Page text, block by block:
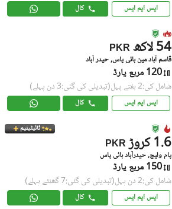
ایس ایم ایس کال
PKR 54 لاکھ
قاسم آباد مین بائی پاس, حیدر آباد
120 مربع یارڈ
شامل کی:2 ہفتے پہل (تبدیلی کی گئی:3 دن پہلے)
ایس ایم ایس کال
ٹائیٹینیم
PKR 1.6 کروڑ
پام ولیج, حیدرآباد بائی پاس
150 مربع یارڈ
شامل کی:2 دن پہل (تبدیلی کی گئی:7 گھنٹے پہلے)
ایس ایم ایس کال